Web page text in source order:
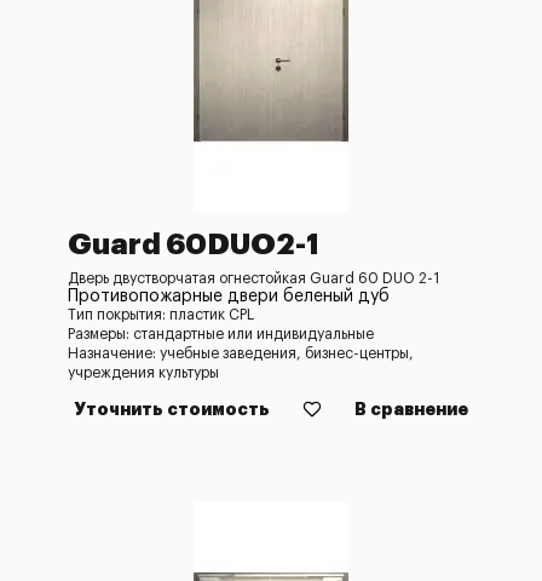
Guard 60DUO2-1
Дверь двустворчатая огнестойкая Guard 60 DUO 2-1
Противопожарные двери беленый дуб
Тип покрытия: пластик CPL
Размеры: стандартные или индивидуальные
Назначение: учебные заведения, бизнес-центры,
учреждения культуры
Уточнить стоимость В сравнение